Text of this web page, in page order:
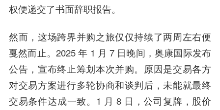
权便递交了书面辞职报告。
然而，这场跨界并购之旅仅仅持续了两周左右便
戛然而止。2025 年 1 月 7 日晚间，奥康国际发布
公告，宣布终止筹划本次并购。原因是交易各方
对交易方案进行多轮协商和谈判后，未能就最终
交易条件达成一致。1 月 8 日，公司复牌，股价